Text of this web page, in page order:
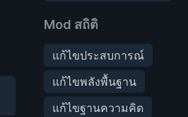
Mod สถิติ
แก้ไขประสบการณ์
แก้ไขพลังพื้นฐาน
แก้ไขฐานความคิด